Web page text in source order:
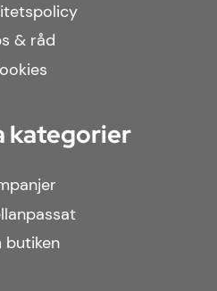
& råd
kategorier
butiken